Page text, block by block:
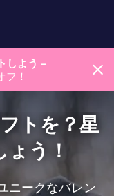
しよう –
フ！
トを？星
う！
ニークなバレン